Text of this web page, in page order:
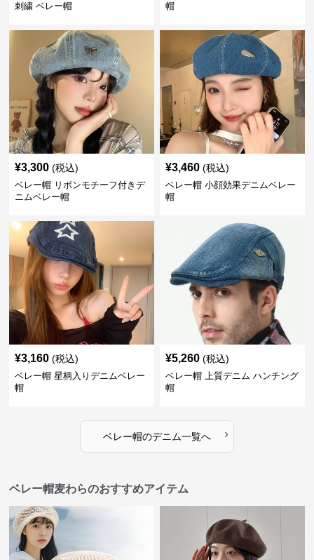
刺繍 ベレー帽
帽
¥3,300 (税込)
ベレー帽 リボンモチーフ付きデ
ニムベレー帽
¥3,460 (税込)
ベレー帽 小顔効果デニムベレー
帽
¥3,160 (税込)
ベレー帽 星柄入りデニムベレー
帽
¥5,260 (税込)
ベレー帽 上質デニム ハンチング
帽
ベレー帽のデニム一覧へ ›
ベレー帽麦わらのおすすめアイテム